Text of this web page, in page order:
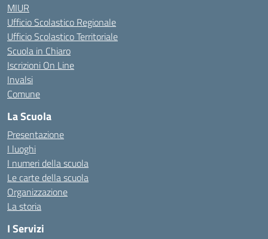
MIUR
Ufficio Scolastico Regionale
Ufficio Scolastico Territoriale
Scuola in Chiaro
Iscrizioni On Line
Invalsi
Comune
La Scuola
Presentazione
I luoghi
I numeri della scuola
Le carte della scuola
Organizzazione
La storia
I Servizi